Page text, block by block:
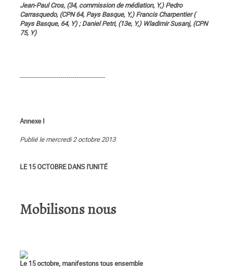
Jean-Paul Cros, (34, commission de médiation, Y,) Pedro
Carrasquedo, (CPN 64, Pays Basque, Y,) Francis Charpentier (
Pays Basque, 64, Y) ; Daniel Petri, (13e, Y,) Wladimir Susanj, (CPN
75, Y)
------------------------------------------
Annexe I
Publié le mercredi 2 octobre 2013
LE 15 OCTOBRE DANS l'UNITÉ
Mobilisons nous
Le 15 octobre, manifestons tous ensemble